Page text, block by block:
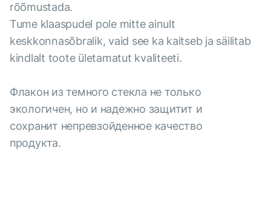
rõõmustada.
Tume klaaspudel pole mitte ainult
keskkonnasõbralik, vaid see ka kaitseb ja säilitab
kindlalt toote ületamatut kvaliteeti.
Флакон из темного стекла не только
экологичен, но и надежно защитит и
сохранит непревзойденное качество
продукта.